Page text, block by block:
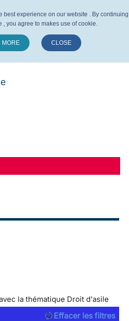
la thématique Droit d'asile
Effacer les filtres
best experience on our website . By continuing
, you agree to makes use of cookie.
MORE CLOSE